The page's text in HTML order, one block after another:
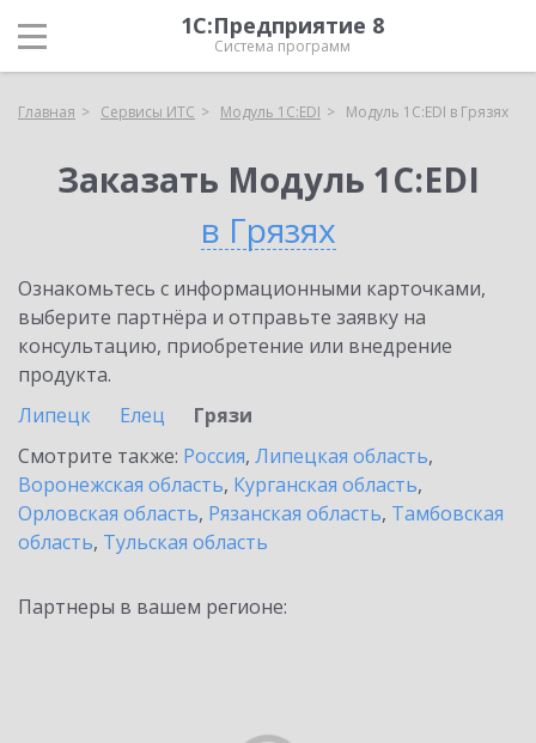
1С:Предприятие 8
Система программ
Главная Сервисы ИТС Модуль 1C:EDI Модуль 1C:EDI в Грязях
Заказать Модуль 1C:EDI
в Грязях
Ознакомьтесь с информационными карточками,
выберите партнёра и отправьте заявку на
консультацию, приобретение или внедрение
продукта.
Липецк
Елец
Грязи
Смотрите также: Россия, Липецкая область,
Воронежская область, Курганская область,
Орловская область, Рязанская область, Тамбовская
область, Тульская область
Партнеры в вашем регионе: